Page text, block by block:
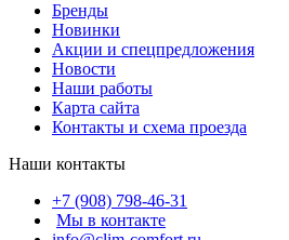
Бренды
Новинки
Акции и спецпредложения
Новости
Наши работы
Карта сайта
Контакты и схема проезда
Наши контакты
+7 (908) 798-46-31
Мы в контакте